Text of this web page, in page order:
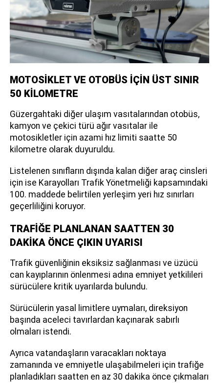
MOTOSİKLET VE OTOBÜS İÇİN ÜST SINIR
50 KİLOMETRE
Güzergahtaki diğer ulaşım vasıtalarından otobüs,
kamyon ve çekici türü ağır vasıtalar ile
motosikletler için azami hız limiti saatte 50
kilometre olarak duyuruldu.
Listelenen sınıfların dışında kalan diğer araç cinsleri
için ise Karayolları Trafik Yönetmeliği kapsamındaki
100. maddede belirtilen yerleşim yeri hız sınırları
geçerliliğini koruyor.
TRAFİĞE PLANLANAN SAATTEN 30
DAKİKA ÖNCE ÇIKIN UYARISI
Trafik güvenliğinin eksiksiz sağlanması ve üzücü
can kayıplarının önlenmesi adına emniyet yetkilileri
sürücülere kritik uyarılarda bulundu.
Sürücülerin yasal limitlere uymaları, direksiyon
başında aceleci tavırlardan kaçınarak sabırlı
olmaları istendi.
Ayrıca vatandaşların varacakları noktaya
zamanında ve emniyetle ulaşabilmeleri için trafiğe
planladıkları saatten en az 30 dakika önce çıkmaları